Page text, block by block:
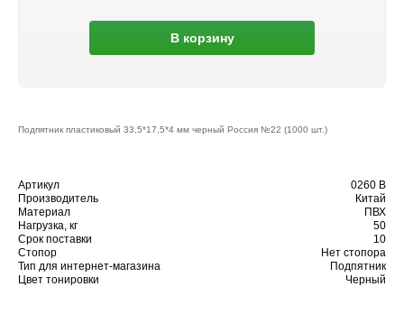
В корзину
Подпятник пластиковый 33,5*17,5*4 мм черный Россия №22 (1000 шт.)
Артикул
0260 B
Производитель
Китай
Материал
ПВХ
Нагрузка, кг
50
Срок поставки
10
Стопор
Нет стопора
Тип для интернет-магазина
Подпятник
Цвет тонировки
Черный